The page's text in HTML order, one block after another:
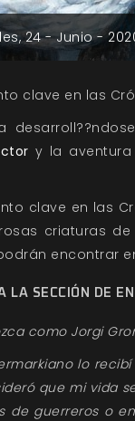
24 -Junio -
clave en las
y la
clave en las
criaturas
encontrar
LA SECCIÓN DE
como Jorgi
lo
que mi vida
de guerreros o